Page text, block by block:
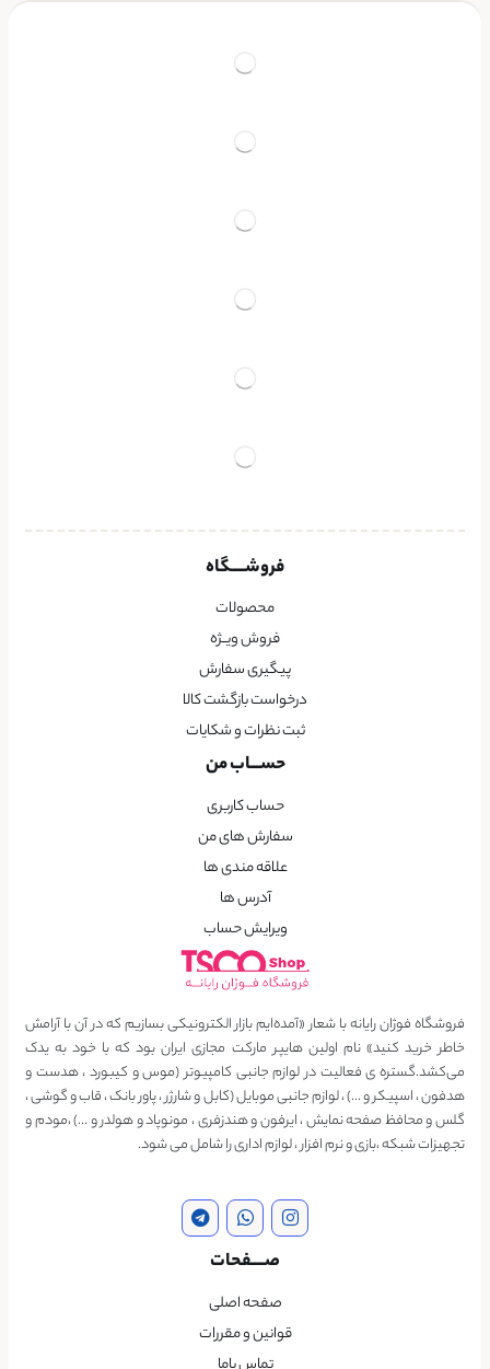
فروشــــگاه
محصولات
فروش ویــژه
پیگیری سفارش
درخواست بازگشت کالا
ثبت نظرات و شکایات
حســـاب من
حساب کاربری
سفارش های من
علاقه مندی ها
آدرس ها
ویرایش حساب
فروشگاه فوژان رایانه با شعار «آمده‌ایم بازار الکترونیکی بسازیم که در آن با آرامش
خاطر خرید کنید» نام اولین هایپر مارکت مجازی ایران بود که با خود به یدک
می‌کشد.گستره ی فعالیت در لوازم جانبی کامپیوتر (موس و کیبورد ، هدست و
هدفون ، اسپیکر و …) ، لوازم جانبی موبایل (کابل و شارژر ، پاور بانک ، قاب و گوشی ،
گلس و محافظ صفحه نمایش ، ایرفون و هندزفری ، مونوپاد و هولدر و …) ،مودم و
تجهیزات شبکه ،بازی و نرم افزار ، لوازم اداری را شامل می شود.
صــــفحات
صفحه اصلی
قوانین و مقررات